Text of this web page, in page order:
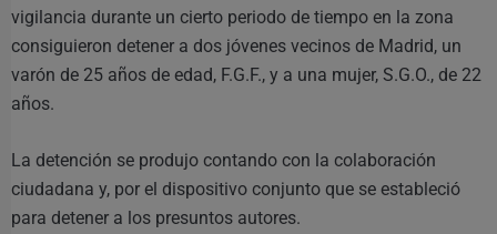
vigilancia durante un cierto periodo de tiempo en la zona
consiguieron detener a dos jóvenes vecinos de Madrid, un
varón de 25 años de edad, F.G.F., y a una mujer, S.G.O., de 22
años.
La detención se produjo contando con la colaboración
ciudadana y, por el dispositivo conjunto que se estableció
para detener a los presuntos autores.